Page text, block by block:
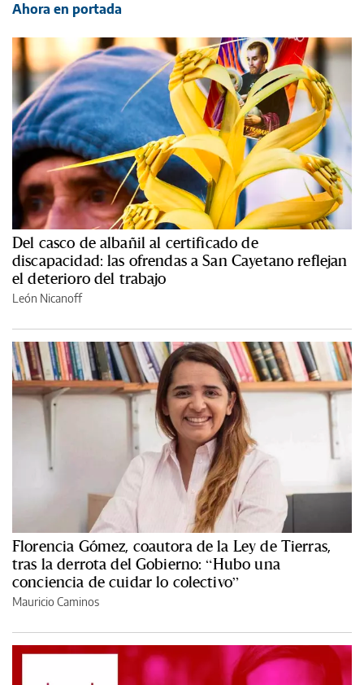
Ahora en portada
Del casco de albañil al certificado de
discapacidad: las ofrendas a San Cayetano reflejan
el deterioro del trabajo
León Nicanoff
Florencia Gómez, coautora de la Ley de Tierras,
tras la derrota del Gobierno: “Hubo una
conciencia de cuidar lo colectivo”
Mauricio Caminos